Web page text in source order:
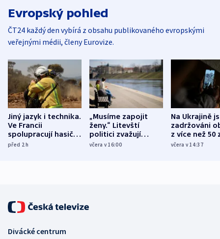
Evropský pohled
ČT24 každý den vybírá z obsahu publikovaného evropskými
veřejnými médii, členy Eurovize.
Jiný jazyk i technika.
Ve Francii
spolupracují hasiči z
různých zemí
před 2h
„Musíme zapojit
ženy.“ Litevští
politici zvažují
dohodu o
včera v 16:00
Na Ukrajině
zadržováni
z více než 50
Bojovali na
včera v 14:37
Divácké centrum